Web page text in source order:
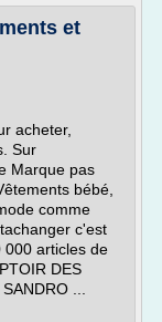
et
acheter,
Sur
Marque pas
bébé,
comme
c'est
000 articles de
DES
...